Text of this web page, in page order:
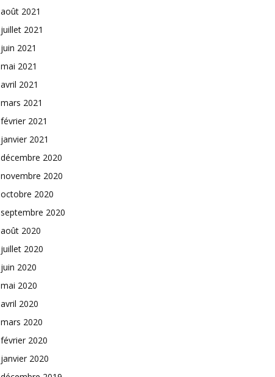
août 2021
juillet 2021
juin 2021
mai 2021
avril 2021
mars 2021
février 2021
janvier 2021
décembre 2020
novembre 2020
octobre 2020
septembre 2020
août 2020
juillet 2020
juin 2020
mai 2020
avril 2020
mars 2020
février 2020
janvier 2020